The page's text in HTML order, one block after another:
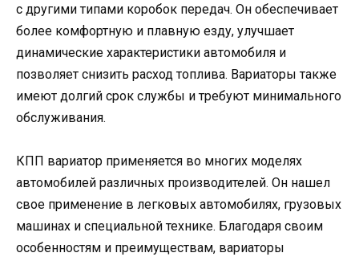
с другими типами коробок передач. Он обеспечивает
более комфортную и плавную езду, улучшает
динамические характеристики автомобиля и
позволяет снизить расход топлива. Вариаторы также
имеют долгий срок службы и требуют минимального
обслуживания.
КПП вариатор применяется во многих моделях
автомобилей различных производителей. Он нашел
свое применение в легковых автомобилях, грузовых
машинах и специальной технике. Благодаря своим
особенностям и преимуществам, вариаторы